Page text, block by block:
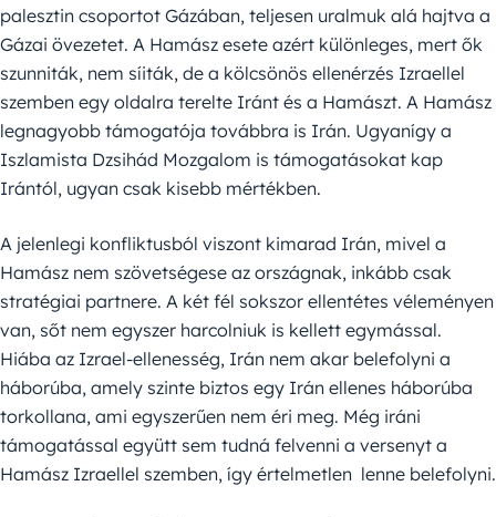
palesztin csoportot Gázában, teljesen uralmuk alá hajtva a
Gázai övezetet. A Hamász esete azért különleges, mert ők
szunniták, nem síiták, de a kölcsönös ellenérzés Izraellel
szemben egy oldalra terelte Iránt és a Hamászt. A Hamász
legnagyobb támogatója továbbra is Irán. Ugyanígy a
Iszlamista Dzsihád Mozgalom is támogatásokat kap
Irántól, ugyan csak kisebb mértékben.
A jelenlegi konfliktusból viszont kimarad Irán, mivel a
Hamász nem szövetségese az országnak, inkább csak
stratégiai partnere. A két fél sokszor ellentétes véleményen
van, sőt nem egyszer harcolniuk is kellett egymással.
Hiába az Izrael-ellenesség, Irán nem akar belefolyni a
háborúba, amely szinte biztos egy Irán ellenes háborúba
torkollana, ami egyszerűen nem éri meg. Még iráni
támogatással együtt sem tudná felvenni a versenyt a
Hamász Izraellel szemben, így értelmetlen lenne belefolyni.